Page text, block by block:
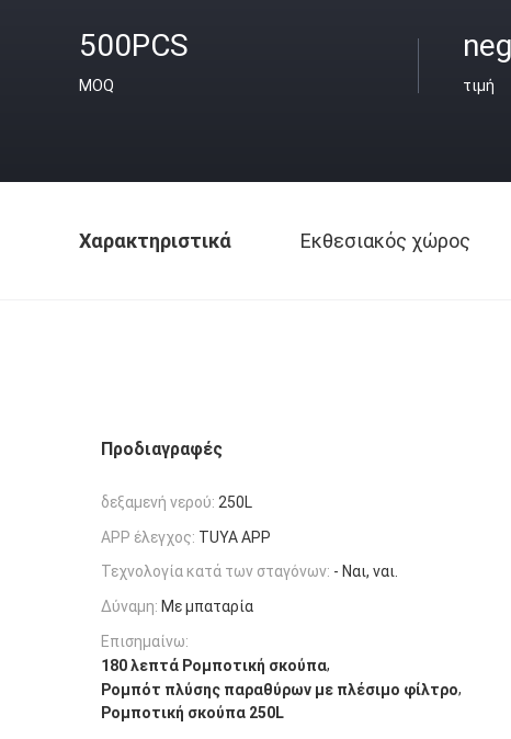
500PCS
MOQ τιμή
Χαρακτηριστικά Εκθεσιακός χώρος
Προδιαγραφές
δεξαμενή νερού: 250L
APP έλεγχος: TUYA APP
Τεχνολογία κατά των σταγόνων: - Ναι, ναι.
Δύναμη: Με μπαταρία
Επισημαίνω:
180 λεπτά Ρομποτική σκούπα,
Ρομπότ πλύσης παραθύρων με πλέσιμο φίλτρο,
Ρομποτική σκούπα 250L